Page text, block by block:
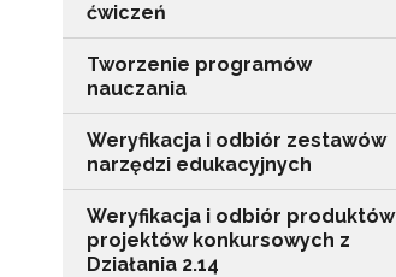
ćwiczeń
Tworzenie programów
nauczania
Weryfikacja i odbiór zestawów
narzędzi edukacyjnych
Weryfikacja i odbiór produktów
projektów konkursowych z
Działania 2.14